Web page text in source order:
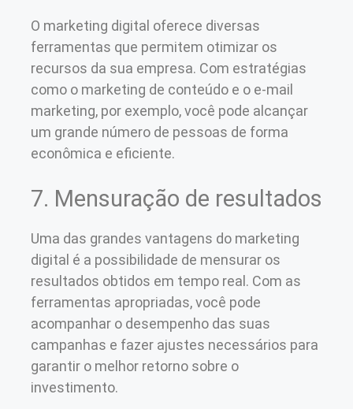
O marketing digital oferece diversas
ferramentas que permitem otimizar os
recursos da sua empresa. Com estratégias
como o marketing de conteúdo e o e-mail
marketing, por exemplo, você pode alcançar
um grande número de pessoas de forma
econômica e eficiente.
7. Mensuração de resultados
Uma das grandes vantagens do marketing
digital é a possibilidade de mensurar os
resultados obtidos em tempo real. Com as
ferramentas apropriadas, você pode
acompanhar o desempenho das suas
campanhas e fazer ajustes necessários para
garantir o melhor retorno sobre o
investimento.